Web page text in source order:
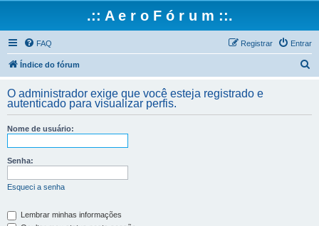
.:: A e r o F ó r u m ::.
FAQ Entrar
Registrar
Índice do fórum
q
O administrador exige que você esteja registrado e
autenticado para visualizar perfis.
Nome de usuário:
Senha:
Esqueci a senha
Lembrar minhas informações